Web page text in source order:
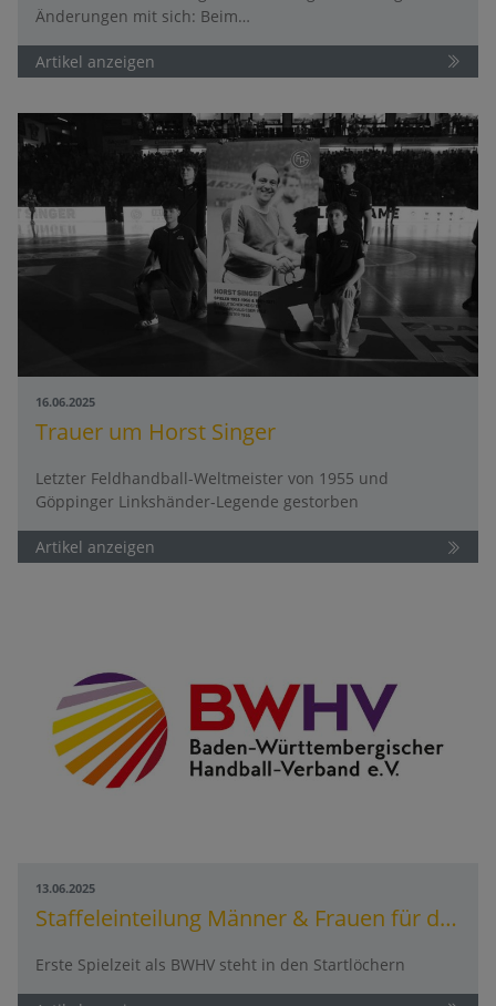
Änderungen mit sich: Beim…
Artikel anzeigen
16.06.2025
Trauer um Horst Singer
Letzter Feldhandball-Weltmeister von 1955 und
Göppinger Linkshänder-Legende gestorben
Artikel anzeigen
13.06.2025
Staffeleinteilung Männer & Frauen für die Spielzeit 2025/2026
Erste Spielzeit als BWHV steht in den Startlöchern